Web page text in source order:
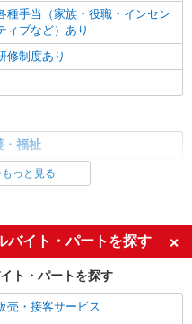
種手当（家族・役職・インセン
ィブなど）あり
修制度あり
・福祉
ドル（40代～）活躍中
通勤OK
社会保険あり
っと見る
バイト・パートを探す
ト・パートを探す
売・接客サービス